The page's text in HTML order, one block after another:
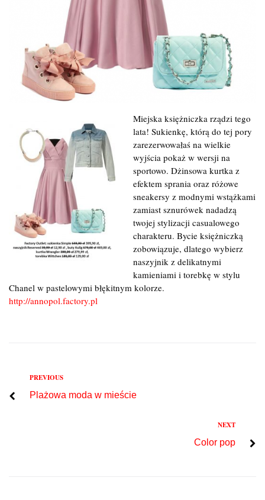
Miejska księżniczka rządzi tego
lata! Sukienkę, którą do tej pory
zarezerwowałaś na wielkie
wyjścia pokaż w wersji na
sportowo. Dżinsowa kurtka z
efektem sprania oraz różowe
sneakersy z modnymi wstążkami
zamiast sznurówek nadadzą
twojej stylizacji casualowego
charakteru. Bycie księżniczką
zobowiązuje, dlatego wybierz
naszyjnik z delikatnymi
kamieniami i torebkę w stylu
Chanel w pastelowymi błękitnym kolorze.
http://annopol.factory.pl
Nawigacja
wpisu
Previous
PREVIOUS
Plażowa moda w mieście
NEXT
Color pop